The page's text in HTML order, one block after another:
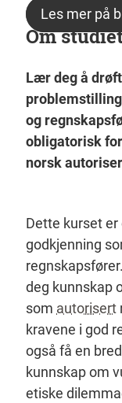
Les mer på
Om
Lær deg å
og
obligatorisk
norsk
Dette kurset
godkjenning
deg kunnskap
som autorisert
kravene i god
også få en
kunnskap om
etiske